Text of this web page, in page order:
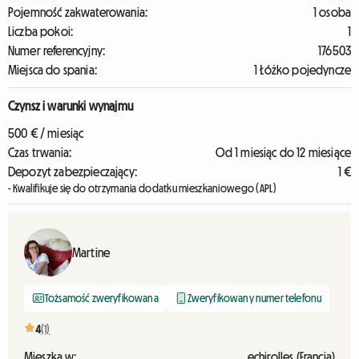
Pojemność zakwaterowania:
1 osoba
Liczba pokoi:
1
Numer referencyjny:
176503
Miejsca do spania:
1 Łóżko pojedyncze
Czynsz i warunki wynajmu
500 € / miesiąc
Czas trwania:
Od 1 miesiąc do 12 miesiące
Depozyt zabezpieczający:
1 €
- Kwalifikuje się do otrzymania dodatku mieszkaniowego (APL)
Martine
Tożsamość zweryfikowana Zweryfikowany numer telefonu
4(1)